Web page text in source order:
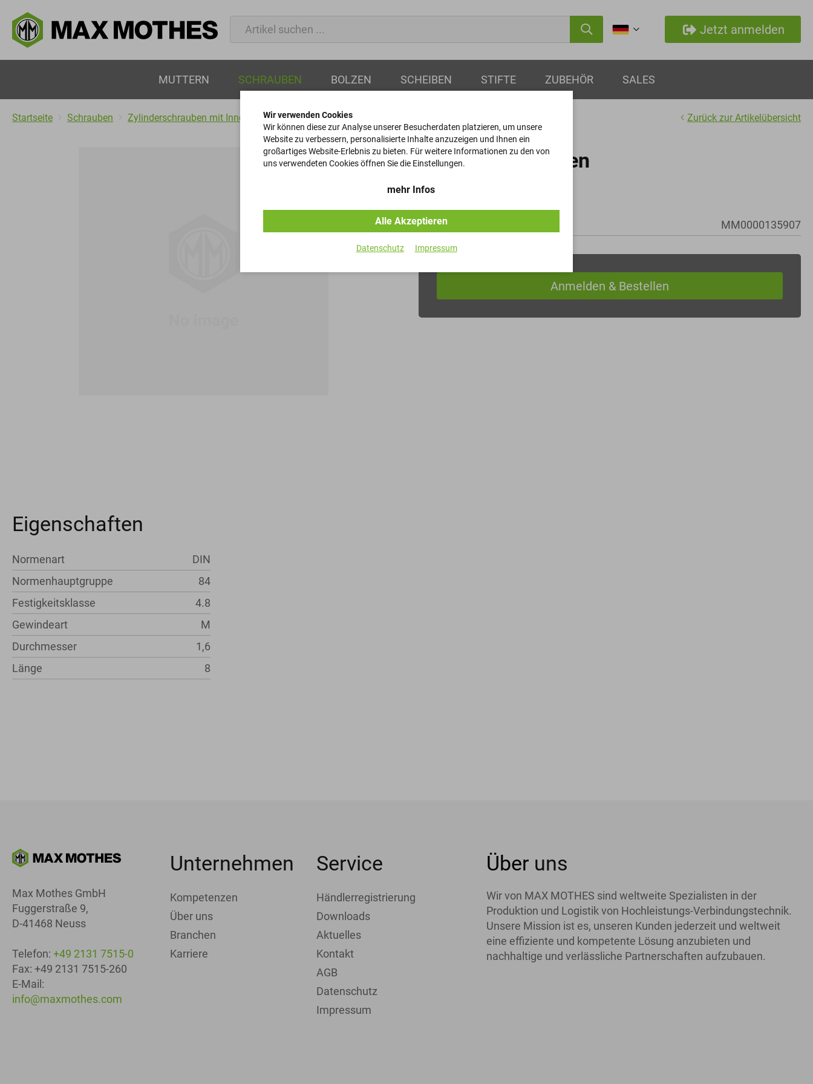
Jetzt anmelden
MUTTERN SCHRAUBEN BOLZEN SCHEIBEN STIFTE ZUBEHÖR SALES
Startseite Schrauben Zylinderschrauben mit Innensechskant Zylinderschrauben Zurück zur Artikelübersicht
Zylinderschrauben
DIN 84 - 4.8 - M1,6x8
Artikel-Nr. MM0000135907
Eigenschaften
Normenart
DIN
Normenhauptgruppe
84
Festigkeitsklasse
4.8
Gewindeart
M
Durchmesser
1,6
Länge
8
Max Mothes GmbH
Fuggerstraße 9,
D-41468 Neuss
Telefon: +49 2131 7515-0
Fax: +49 2131 7515-260
E-Mail:
info@maxmothes.com
Unternehmen
Kompetenzen
Über uns
Branchen
Karriere
Service
Händlerregistrierung
Downloads
Aktuelles
Kontakt
AGB
Datenschutz
Impressum
Über uns
Wir von MAX MOTHES sind weltweite Spezialisten in der
Produktion und Logistik von Hochleistungs-Verbindungstechnik.
Unsere Mission ist es, unseren Kunden jederzeit und weltweit
eine effiziente und kompetente Lösung anzubieten und
nachhaltige und verlässliche Partnerschaften aufzubauen.
Wir verwenden Cookies
Wir können diese zur Analyse unserer Besucherdaten platzieren, um unsere
Website zu verbessern, personalisierte Inhalte anzuzeigen und Ihnen ein
großartiges Website-Erlebnis zu bieten. Für weitere Informationen zu den von
uns verwendeten Cookies öffnen Sie die Einstellungen.
mehr Infos
Alle Akzeptieren
Datenschutz Impressum